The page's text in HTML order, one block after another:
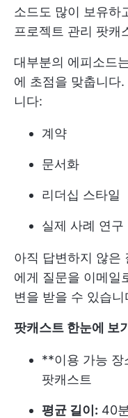
소드도 많이 보유하
프로젝트 관리 팟캐
대부분의 에피소드
에 초점을 맞춥니다
니다:
계약
문서화
리더십 스타일
실제 사례 연구
아직 답변하지 않은
에게 질문을 이메일
변을 받을 수 있습니
팟캐스트 한눈에 보기
**이용 가능 장
팟캐스트
평균 길이: 40